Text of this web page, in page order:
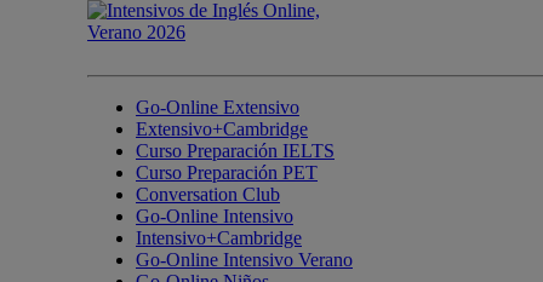
Go-Online Extensivo
Extensivo+Cambridge
Curso Preparación IELTS
Curso Preparación PET
Conversation Club
Go-Online Intensivo
Intensivo+Cambridge
Go-Online Intensivo Verano